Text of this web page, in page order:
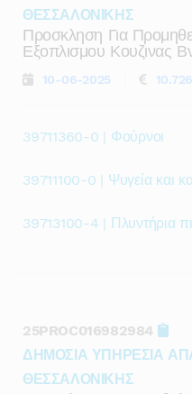
ΘΕΣΣΑΛΟΝΙΚΗΣ
Προσκληση Για
Εξοπλισμου Κουζινας
10-06-2025
39711360-0 | Φούρνοι
39711100-0 | Ψυγεία και
39713100-4 | Πλυντήρια
25PROC016982984
ΔΗΜΟΣΙΑ ΥΠΗΡΕΣΙΑ
ΘΕΣΣΑΛΟΝΙΚΗΣ